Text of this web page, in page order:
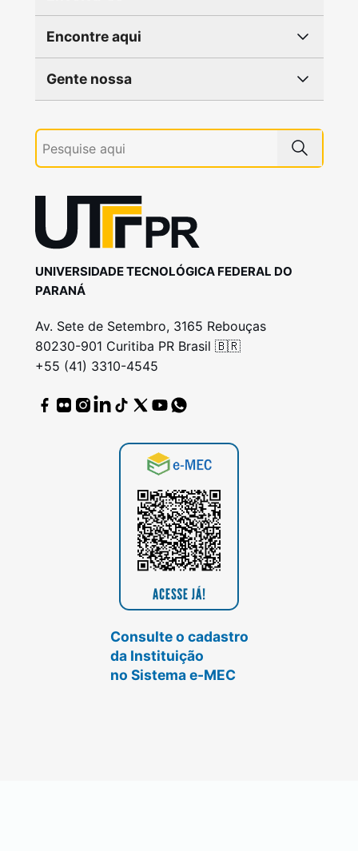
Encontre aqui
Gente nossa
UNIVERSIDADE TECNOLÓGICA FEDERAL DO
PARANÁ
Av. Sete de Setembro, 3165 Rebouças
80230-901 Curitiba PR Brasil 🇧🇷
+55 (41) 3310-4545
Consulte o cadastro
da Instituição
no Sistema e-MEC